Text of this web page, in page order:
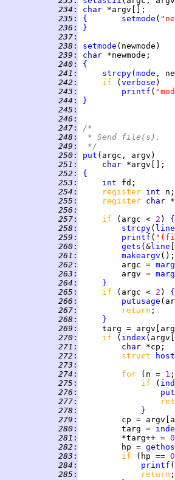
234 : char
235 : { setmode (
236 :
}
237 :
238 : setmode
239 : char
240 :
{
241 : strcpy( mode
242 : if ( verbose
243 : printf (
244 :
}
245 :
246 :
247 :
/*
248 :
* Send file(s).
249 :
*/
250 : put
251 : char
252 :
{
253 : int
254 : register int
255 : register char
256 :
257 : if (argc < 2 ) {
258 : strcpy( line
259 : printf (
260 : gets (&line
261 :
makeargv
262 :
         argc =
263 :
         argv =
264 :
}
265 : if (argc < 2 ) {
266 : putusage
267 : return
268 :
}
269 :
targ =
270 : if ( index
271 : char
272 : struct
273 :
274 : for (n = 1
275 : if (
276 :
277 :
278 :
}
279 :
cp =
280 :
         targ =
281 :
         *targ++ =
0
282 :
         hp =
283 : if (hp == 0
284 : printf (
285 :
return